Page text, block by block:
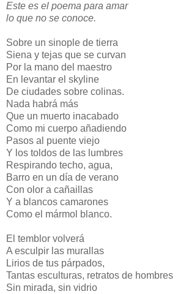
Este es el poema para amar
lo que no se conoce.
Sobre un sinople de tierra
Siena y tejas que se curvan
Por la mano del maestro
En levantar el skyline
De ciudades sobre colinas.
Nada habrá más
Que un muerto inacabado
Como mi cuerpo añadiendo
Pasos al puente viejo
Y los toldos de las lumbres
Respirando techo, agua,
Barro en un día de verano
Con olor a cañaillas
Y a blancos camarones
Como el mármol blanco.
El temblor volverá
A esculpir las murallas
Lirios de tus párpados,
Tantas esculturas, retratos de hombres
Sin mirada, sin vidrio